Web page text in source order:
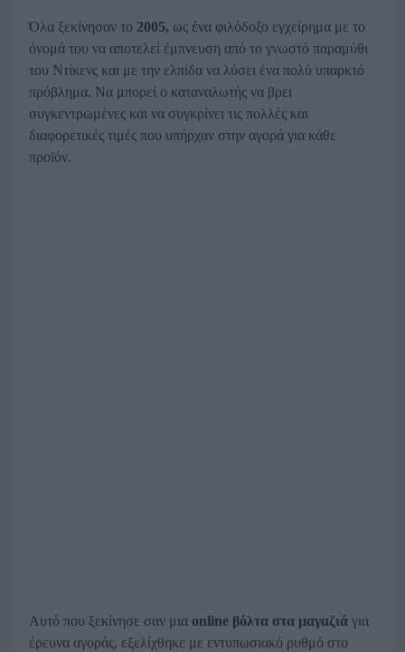
Όλα ξεκίνησαν το 2005, ως ένα φιλόδοξο εγχείρημα με το
όνομά του να αποτελεί έμπνευση από το γνωστό παραμύθι
του Ντίκενς και με την ελπίδα να λύσει ένα πολύ υπαρκτό
πρόβλημα. Να μπορεί ο καταναλωτής να βρει
συγκεντρωμένες και να συγκρίνει τις πολλές και
διαφορετικές τιμές που υπήρχαν στην αγορά για κάθε
προϊόν.
Αυτό που ξεκίνησε σαν μια online βόλτα στα μαγαζιά για
έρευνα αγοράς, εξελίχθηκε με εντυπωσιακό ρυθμό στο